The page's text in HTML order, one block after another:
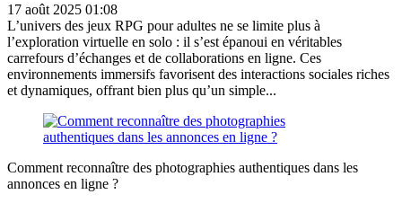
17 août 2025 01:08
L’univers des jeux RPG pour adultes ne se limite plus à
l’exploration virtuelle en solo : il s’est épanoui en véritables
carrefours d’échanges et de collaborations en ligne. Ces
environnements immersifs favorisent des interactions sociales riches
et dynamiques, offrant bien plus qu’un simple...
Comment reconnaître des photographies authentiques dans les
annonces en ligne ?